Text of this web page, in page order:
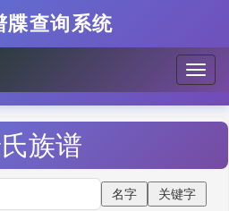
牒查询系统
氏族谱